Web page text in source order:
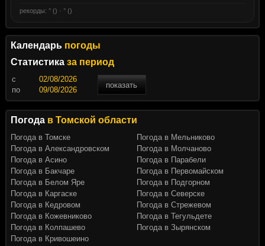
рекорды: ° () · ° ()
Календарь погоды
Статистика за период
c
показать
по
Погода в Томской области
Погода в Томске
Погода в Александровском
Погода в Асино
Погода в Бакчаре
Погода в Белом Яре
Погода в Каргаске
Погода в Кедровом
Погода в Кожевниково
Погода в Колпашево
Погода в Кривошеино
Погода в Мельниково
Погода в Молчаново
Погода в Парабели
Погода в Первомайском
Погода в Подгорном
Погода в Северске
Погода в Стрежевом
Погода в Тегульдете
Погода в Зырянском